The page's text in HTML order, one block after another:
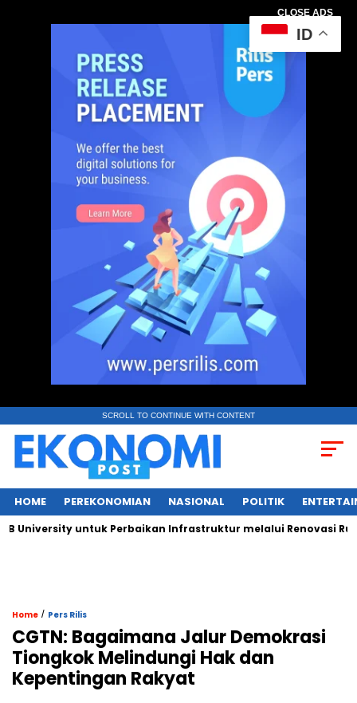
CLOSE ADS
SCROLL TO CONTINUE WITH CONTENT
HOME PEREKONOMIAN NASIONAL POLITIK
untuk Perbaikan Infrastruktur melalui Renovasi
Home / Pers Rilis
CGTN: Bagaimana Jalur Demokrasi
Tiongkok Melindungi Hak dan
Kepentingan Rakyat
ID